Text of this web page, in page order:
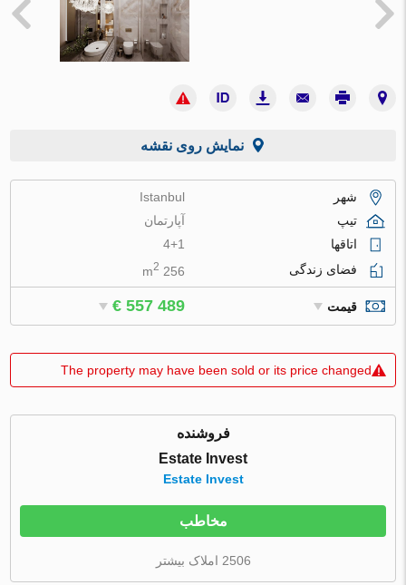
نمایش روی نقشه
شهر
Istanbul
تیپ
آپارتمان
اتاقها
4+1
فضای زندگی
256 m
2
قیمت € 557 489
The property may have been sold or its price changed
فروشنده
Estate Invest
Estate Invest
مخاطب
2506 املاک بیشتر